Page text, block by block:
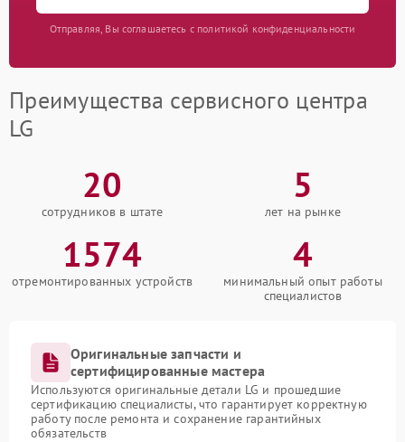
Отправляя, Вы соглашаетесь с политикой конфиденциальности
Преимущества сервисного центра
LG
20
сотрудников в штате
5
лет на рынке
1574
отремонтированных устройств
4
минимальный опыт работы
специалистов
Оригинальные запчасти и
сертифицированные мастера
Используются оригинальные детали LG и прошедшие
сертификацию специалисты, что гарантирует корректную
работу после ремонта и сохранение гарантийных
обязательств